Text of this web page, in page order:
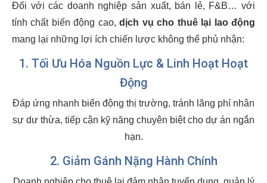
Đối với các doanh nghiệp sản xuất, bán lẻ, F&B… với
tính chất biến động cao,dịch vụ cho thuê lại lao động
mang lại những lợi ích chiến lược không thể phủ nhận:
1. Tối Ưu Hóa Nguồn Lực & Linh Hoạt Hoạt
Động
Đáp ứng nhanh biến động thị trường, tránh lãng phí nhân
sự dư thừa, tiếp cận kỹ năng chuyên biệt cho dự án ngắn
hạn.
2. Giảm Gánh Nặng Hành Chính